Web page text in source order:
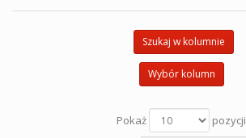
Szukaj w kolumnie
Wybór kolumn
Pokaż
pozycji